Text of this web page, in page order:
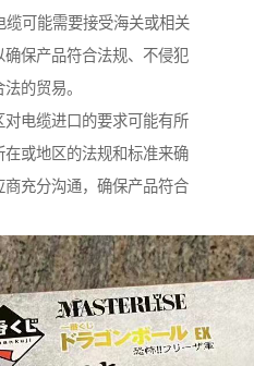
可能需要接受海关或相关
保产品符合法规、不侵犯
的贸易。
电缆进口的要求可能有所
或地区的法规和标准来确
充分沟通，确保产品符合